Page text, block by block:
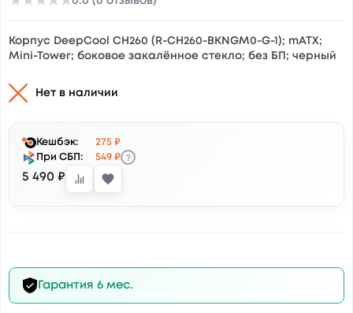
Корпус DeepCool CH260 (R-CH260-BKNGM0-G-1); mATX;
Mini-Tower; боковое закалённое стекло; без БП; черный
Нет в наличии
Кешбэк:
275 ₽
При СБП:
549 ₽ ?
5 490 ₽
Гарантия 6 мес.